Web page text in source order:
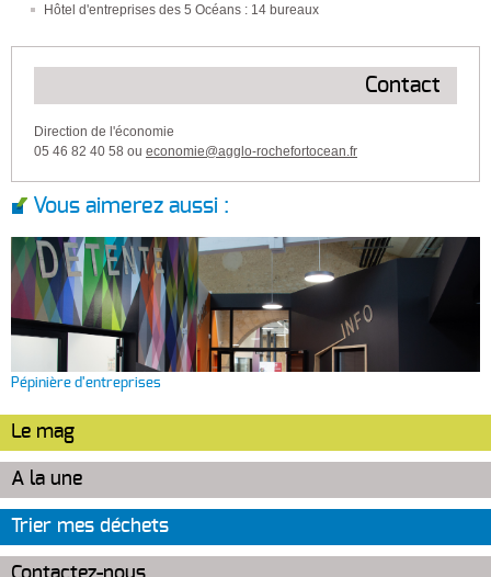
Hôtel d'entreprises des 5 Océans : 14 bureaux
Contact
Direction de l'économie
05 46 82 40 58 ou economie@agglo-rochefortocean.fr
Vous aimerez aussi :
Pépinière d'entreprises
Le mag
A la une
Trier mes déchets